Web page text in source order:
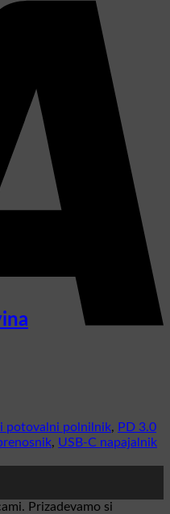
potovalni polnilnik, PD 3.0
, USB-C napajalnik
Prizadevamo si